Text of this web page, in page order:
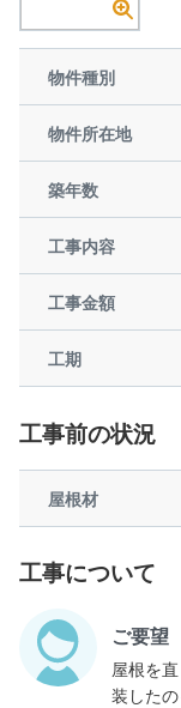
物件種別
物件所在地
築年数
工事内容
工事金額
工期
工事前の状況
屋根材
工事について
ご要望
屋根を
装した